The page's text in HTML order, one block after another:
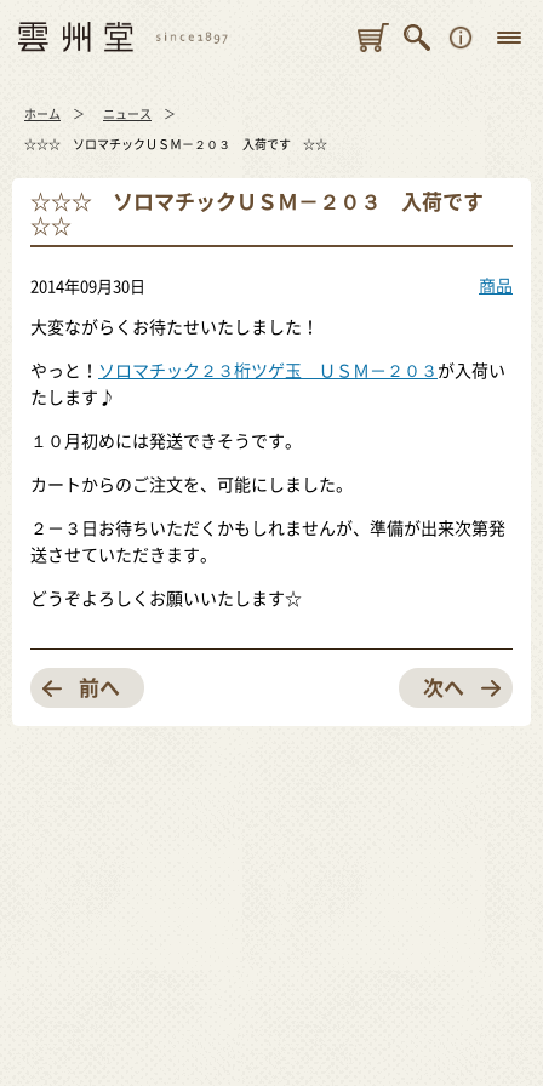
ホーム ニュース
☆☆☆ ソロマチックＵＳＭ－２０３ 入荷です ☆☆
☆☆☆ ソロマチックＵＳＭ－２０３ 入荷です
☆☆
2014年09月30日 商品
大変ながらくお待たせいたしました！
やっと！ ソロマチック２３桁ツゲ玉 ＵＳＭ－２０３ が入荷い
たします♪
１０月初めには発送できそうです。
カートからのご注文を、可能にしました。
２－３日お待ちいただくかもしれませんが、準備が出来次第発
送させていただきます。
どうぞよろしくお願いいたします☆
前へ 次へ